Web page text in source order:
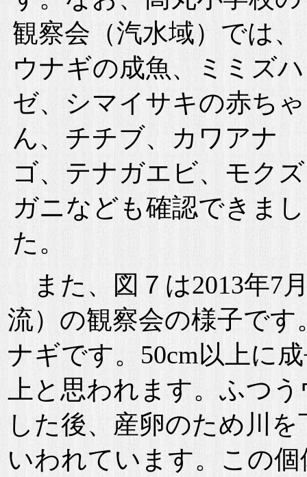
観察会（汽水域）では、
ウナギの成魚、ミミズハ
ゼ、シマイサキの赤ちゃ
ん、チチブ、カワアナ
ゴ、テナガエビ、モクズ
ガニなども確認できまし
た。
また、図７は2013年7
流）の観察会の様子で
ナギです。50cm以上に
上と思われます。ふつ
した後、産卵のため川
いわれています。この